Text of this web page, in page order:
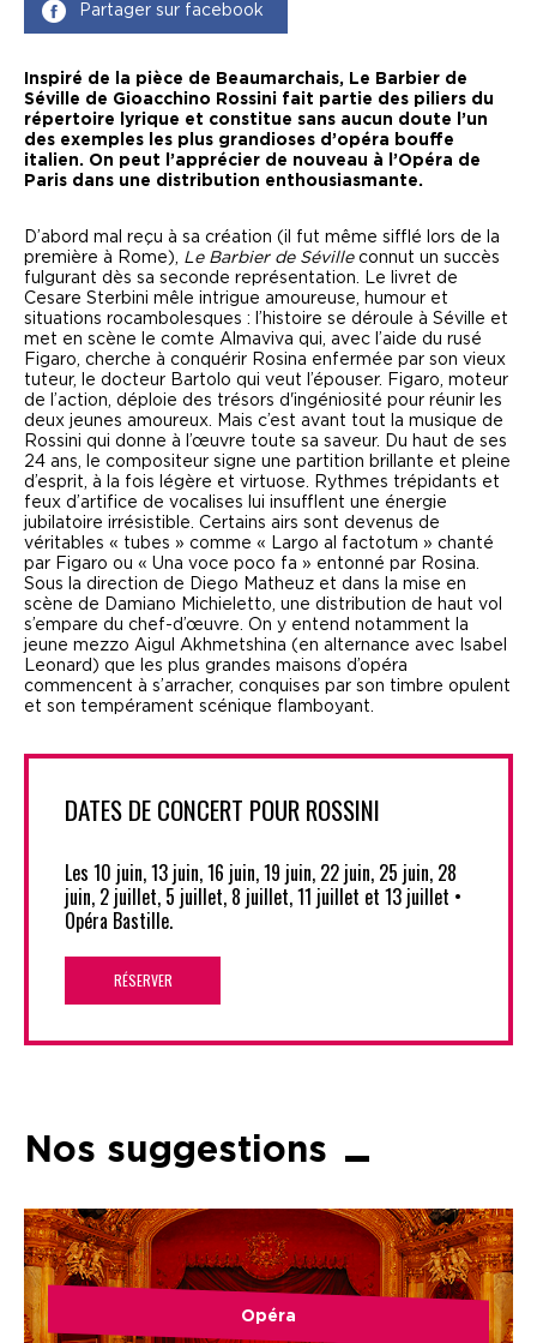
Partager sur facebook
Inspiré de la pièce de Beaumarchais, Le Barbier de
Séville de Gioacchino Rossini fait partie des piliers du
répertoire lyrique et constitue sans aucun doute l’un
des exemples les plus grandioses d’opéra bouffe
italien. On peut l’apprécier de nouveau à l’Opéra de
Paris dans une distribution enthousiasmante.
D’abord mal reçu à sa création (il fut même sifflé lors de la
première à Rome), Le Barbier de Sévilleconnut un succès
fulgurant dès sa seconde représentation. Le livret de
Cesare Sterbini mêle intrigue amoureuse, humour et
situations rocambolesques : l’histoire se déroule à Séville et
met en scène le comte Almaviva qui, avec l’aide du rusé
Figaro, cherche à conquérir Rosina enfermée par son vieux
tuteur, le docteur Bartolo qui veut l’épouser. Figaro, moteur
de l’action, déploie des trésors d'ingéniosité pour réunir les
deux jeunes amoureux. Mais c’est avant tout la musique de
Rossini qui donne à l’œuvre toute sa saveur. Du haut de ses
24 ans, le compositeur signe une partition brillante et pleine
d’esprit, à la fois légère et virtuose. Rythmes trépidants et
feux d’artifice de vocalises lui insufflent une énergie
jubilatoire irrésistible. Certains airs sont devenus de
véritables « tubes » comme « Largo al factotum » chanté
par Figaro ou « Una voce poco fa » entonné par Rosina.
Sous la direction de Diego Matheuz et dans la mise en
scène de Damiano Michieletto, une distribution de haut vol
s’empare du chef-d’œuvre. On y entend notamment la
jeune mezzo Aigul Akhmetshina (en alternance avec Isabel
Leonard) que les plus grandes maisons d’opéra
commencent à s’arracher, conquises par son timbre opulent
et son tempérament scénique flamboyant.
DATES DE CONCERT POUR ROSSINI
Les 10 juin, 13 juin, 16 juin, 19 juin, 22 juin, 25 juin, 28
juin, 2 juillet, 5 juillet, 8 juillet, 11 juillet et 13 juillet •
Opéra Bastille.
RÉSERVER
Nos suggestions
Opéra